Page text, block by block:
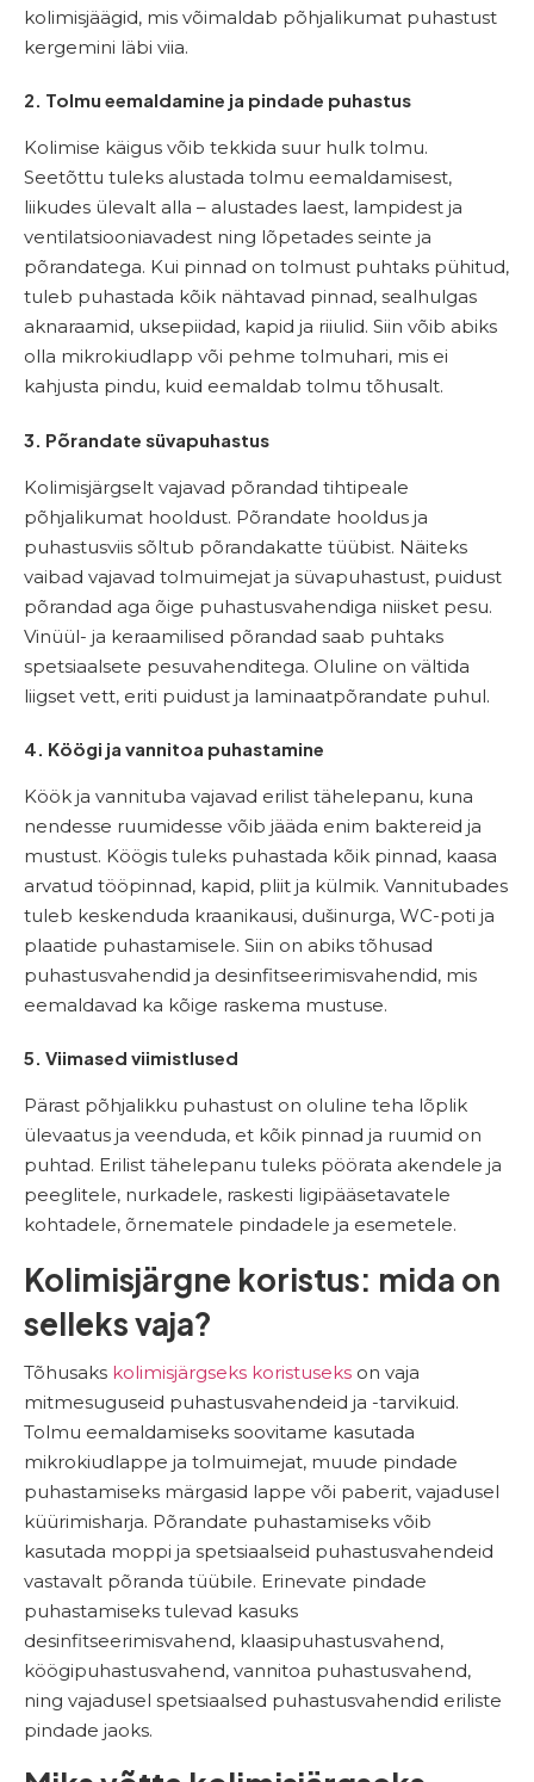
kolimisjäägid, mis võimaldab põhjalikumat puhastust
kergemini läbi viia.
2. Tolmu eemaldamine ja pindade puhastus
Kolimise käigus võib tekkida suur hulk tolmu.
Seetõttu tuleks alustada tolmu eemaldamisest,
liikudes ülevalt alla – alustades laest, lampidest ja
ventilatsiooniavadest ning lõpetades seinte ja
põrandatega. Kui pinnad on tolmust puhtaks pühitud,
tuleb puhastada kõik nähtavad pinnad, sealhulgas
aknaraamid, uksepiidad, kapid ja riiulid. Siin võib abiks
olla mikrokiudlapp või pehme tolmuhari, mis ei
kahjusta pindu, kuid eemaldab tolmu tõhusalt.
3. Põrandate süvapuhastus
Kolimisjärgselt vajavad põrandad tihtipeale
põhjalikumat hooldust. Põrandate hooldus ja
puhastusviis sõltub põrandakatte tüübist. Näiteks
vaibad vajavad tolmuimejat ja süvapuhastust, puidust
põrandad aga õige puhastusvahendiga niisket pesu.
Vinüül- ja keraamilised põrandad saab puhtaks
spetsiaalsete pesuvahenditega. Oluline on vältida
liigset vett, eriti puidust ja laminaatpõrandate puhul.
4. Köögi ja vannitoa puhastamine
Köök ja vannituba vajavad erilist tähelepanu, kuna
nendesse ruumidesse võib jääda enim baktereid ja
mustust. Köögis tuleks puhastada kõik pinnad, kaasa
arvatud tööpinnad, kapid, pliit ja külmik. Vannitubades
tuleb keskenduda kraanikausi, dušinurga, WC-poti ja
plaatide puhastamisele. Siin on abiks tõhusad
puhastusvahendid ja desinfitseerimisvahendid, mis
eemaldavad ka kõige raskema mustuse.
5. Viimased viimistlused
Pärast põhjalikku puhastust on oluline teha lõplik
ülevaatus ja veenduda, et kõik pinnad ja ruumid on
puhtad. Erilist tähelepanu tuleks pöörata akendele ja
peeglitele, nurkadele, raskesti ligipääsetavatele
kohtadele, õrnematele pindadele ja esemetele.
Kolimisjärgne koristus: mida on
selleks vaja?
Tõhusaks kolimisjärgseks koristuseks on vaja
mitmesuguseid puhastusvahendeid ja -tarvikuid.
Tolmu eemaldamiseks soovitame kasutada
mikrokiudlappe ja tolmuimejat, muude pindade
puhastamiseks märgasid lappe või paberit, vajadusel
küürimisharja. Põrandate puhastamiseks võib
kasutada moppi ja spetsiaalseid puhastusvahendeid
vastavalt põranda tüübile. Erinevate pindade
puhastamiseks tulevad kasuks
desinfitseerimisvahend, klaasipuhastusvahend,
köögipuhastusvahend, vannitoa puhastusvahend,
ning vajadusel spetsiaalsed puhastusvahendid eriliste
pindade jaoks.